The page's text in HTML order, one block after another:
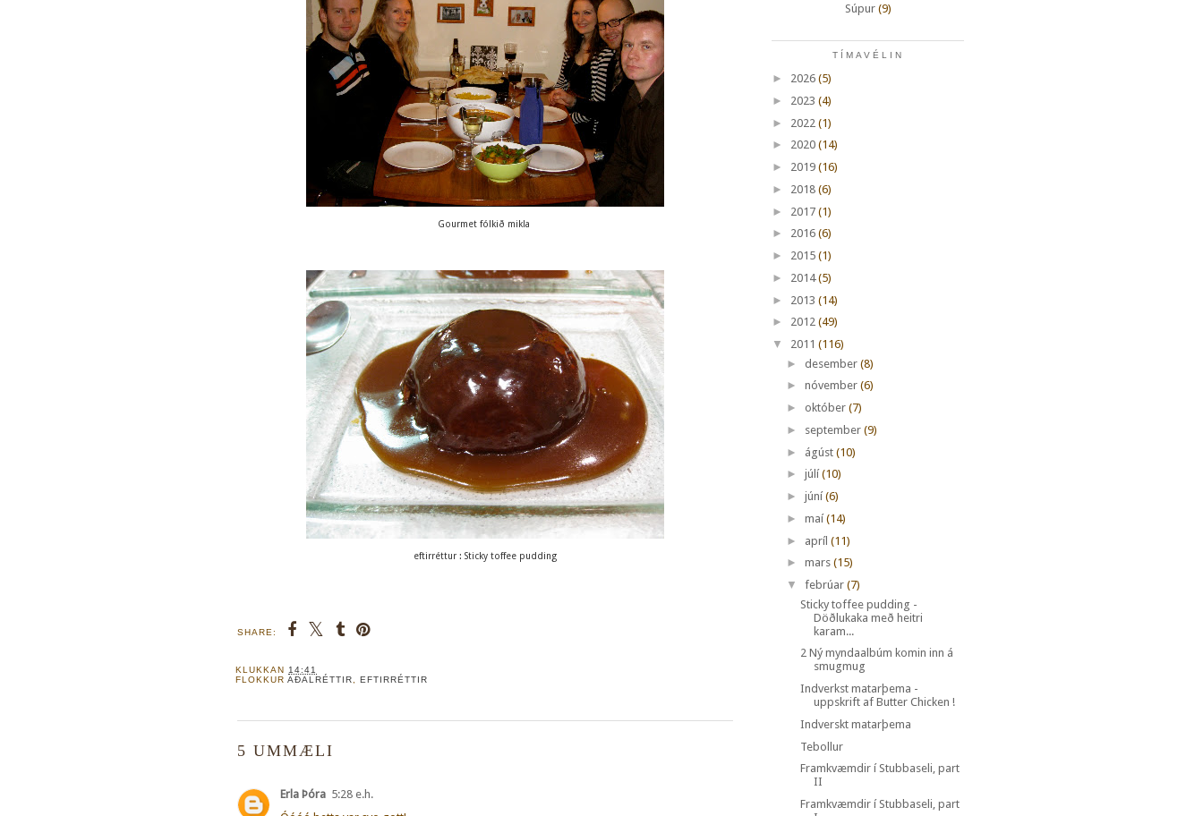
Gourmet fólkið mikla
eftirréttur : Sticky toffee pudding
SHARE:
KLUKKAN 14:41
FLOKKUR AÐALRÉTTIR EFTIRRÉTTIR
5 UMMÆLI
Erla Þóra 5:28 e.h.
Súpur (9)
TÍMAVÉLIN
► 2026 (5)
► 2023 (4)
► 2022 (1)
► 2020 (14)
► 2019 (16)
► 2018 (6)
► 2017 (1)
► 2016 (6)
► 2015 (1)
► 2014 (5)
► 2013 (14)
► 2012 (49)
▼
2011 (116)
► desember (8)
► nóvember (6)
► október (7)
► september (9)
► ágúst (10)
► júlí (10)
► júní (6)
► maí (14)
► apríl (11)
► mars (15)
▼
febrúar (7)
Sticky toffee pudding -
Döðlukaka með heitri
karam...
2 Ný myndaalbúm komin inn á
smugmug
Indverkst matarþema -
uppskrift af Butter Chicken !
Indverskt matarþema
Tebollur
Framkvæmdir í Stubbaseli, part
II
Framkvæmdir í Stubbaseli, part